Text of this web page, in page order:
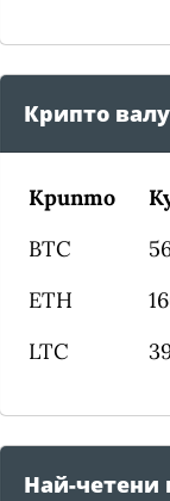
Крипто
Крипто
BTC
ETH
LTC
Най-четени